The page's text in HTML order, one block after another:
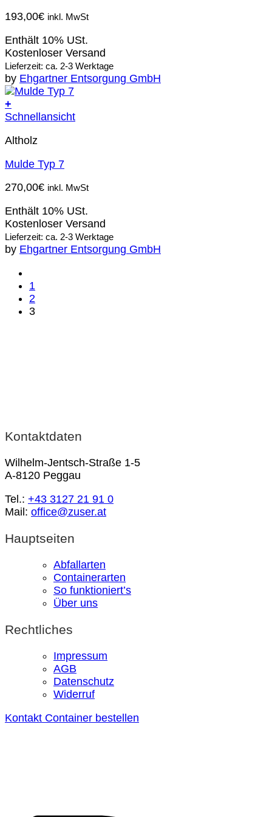
193,00€ inkl. MwSt
Enthält 10% USt.
Kostenloser Versand
Lieferzeit: ca. 2-3 Werktage
by Ehgartner Entsorgung GmbH
+
Schnellansicht
Altholz
Mulde Typ 7
270,00€ inkl. MwSt
Enthält 10% USt.
Kostenloser Versand
Lieferzeit: ca. 2-3 Werktage
by Ehgartner Entsorgung GmbH
1
2
3
Kontaktdaten
Wilhelm-Jentsch-Straße 1-5
A-8120 Peggau
Tel.: +43 3127 21 91 0
Mail: office@zuser.at
Hauptseiten
Abfallarten
Containerarten
So funktioniert’s
Über uns
Rechtliches
Impressum
AGB
Datenschutz
Widerruf
Kontakt Container bestellen